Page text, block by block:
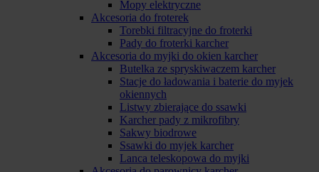
Mopy elektryczne
Akcesoria do froterek
Torebki filtracyjne do froterki
Pady do froterki karcher
Akcesoria do myjki do okien karcher
Butelka ze spryskiwaczem karcher
Stacje do ładowania i baterie do myjek
okiennych
Listwy zbierające do ssawki
Karcher pady z mikrofibry
Sakwy biodrowe
Ssawki do myjek karcher
Lanca teleskopowa do myjki